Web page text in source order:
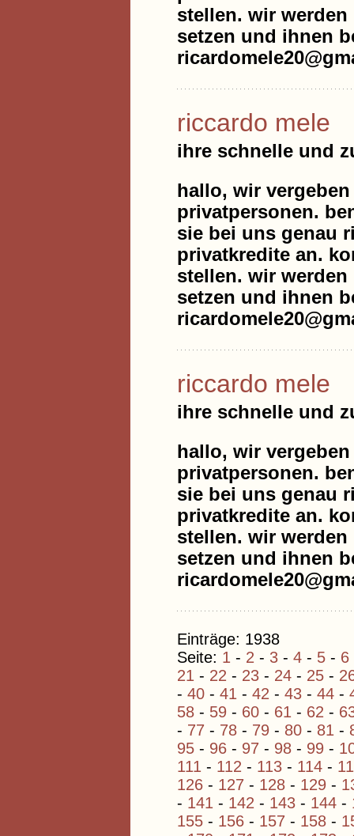
stellen. wir
setzen und ihnen
riccardo mele
ihre schnelle und
hallo, wir
privatpersonen.
sie bei uns genau
privatkredite an.
stellen. wir
setzen und ihnen
riccardo mele
ihre schnelle und
hallo, wir
privatpersonen.
sie bei uns genau
privatkredite an.
stellen. wir
setzen und ihnen
Einträge: 1938
Seite: 1 - 2 - 3 - 4 - 5 - 6
21 - 22 - 23 - 24 - 25 -
- 40 - 41 - 42 - 43 - 44 -
58 - 59 - 60 - 61 - 62 -
- 77 - 78 - 79 - 80 - 81 -
95 - 96 - 97 - 98 - 99 -
111 - 112 - 113 - 114 -
126 - 127 - 128 - 129 -
- 141 - 142 - 143 - 144 -
155 - 156 - 157 - 158 -